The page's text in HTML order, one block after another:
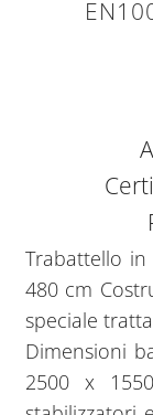
Trabattello in
480 cm
speciale
Dimensioni
2500 x